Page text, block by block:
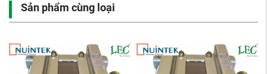
Sản phẩm cùng loại